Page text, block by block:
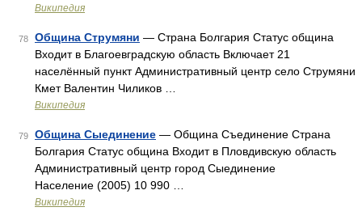
Википедия
78 Община Струмяни — Страна Болгария Статус община
Входит в Благоевградскую область Включает 21
населённый пункт Административный центр село Струмяни
Кмет Валентин Чиликов …
Википедия
79 Община Сыединение — Община Съединение Страна
Болгария Статус община Входит в Пловдивскую область
Административный центр город Сыединение
Население (2005) 10 990 …
Википедия